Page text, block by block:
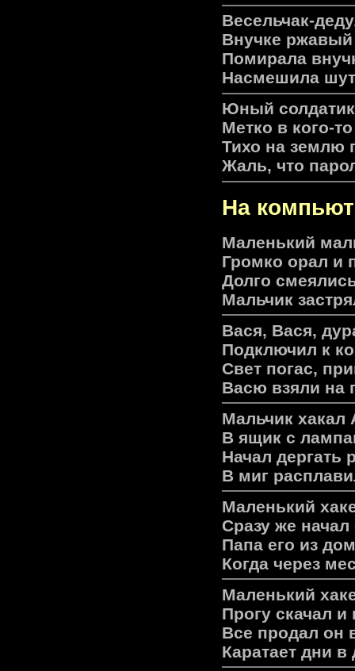
Весельчак-
Внучке ржавый
Помирала
Насмешила
Юный солдатик
Метко в кого-
Тихо на землю
Жаль, что
На
Маленький
Громко орал и
Долго
Мальчик
Вася, Вася,
Подключил к
Свет погас,
Васю взяли на
Мальчик хакал
В ящик с
Начал дергать
В миг
Маленький
Сразу же начал
Папа его из
Когда через
Маленький
Прогу скачал и
Все продал он
Каратает дни